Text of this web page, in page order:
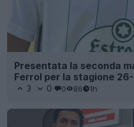
Presentata la seconda
Ferrol per la stagione
3 0 0 86 1h